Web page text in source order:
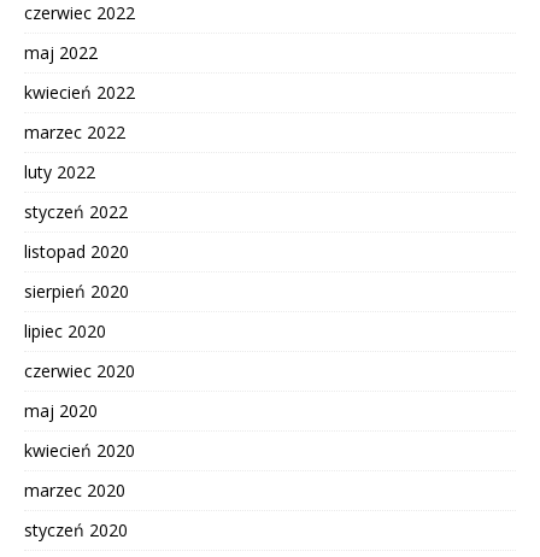
czerwiec 2022
maj 2022
kwiecień 2022
marzec 2022
luty 2022
styczeń 2022
listopad 2020
sierpień 2020
lipiec 2020
czerwiec 2020
maj 2020
kwiecień 2020
marzec 2020
styczeń 2020